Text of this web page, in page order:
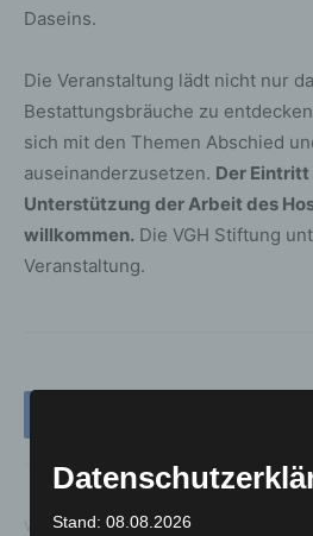
Daseins.
Die Veranstaltung lädt nicht nur
Bestattungsbräuche zu
sich mit den Themen Abschied
auseinanderzusetzen. Der
Unterstützung der Arbeit des
willkommen. Die VGH Stiftung
Veranstaltung.
Vorheriger Artikel
Stand: 08.08.2026